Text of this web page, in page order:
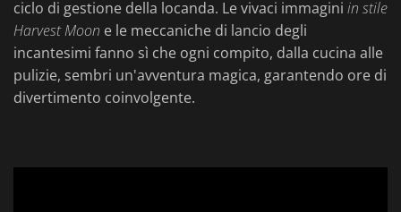
ciclo di gestione della locanda. Le vivaci immagini in stile
Harvest Moon e le meccaniche di lancio degli
incantesimi fanno sì che ogni compito, dalla cucina alle
pulizie, sembri un'avventura magica, garantendo ore di
divertimento coinvolgente.